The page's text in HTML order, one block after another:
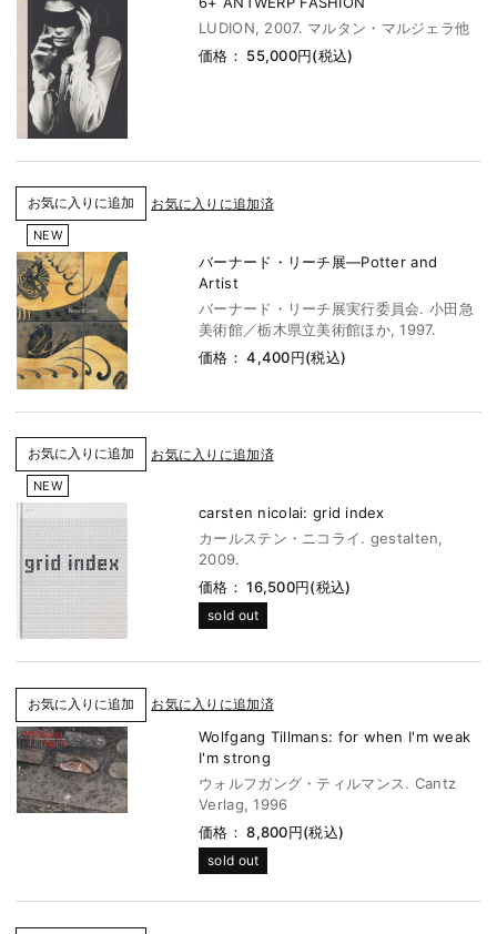
LUDION, 2007. マルタン・マルジェラ他
価格： 55,000円(税込)
お気に入りに追加済
NEW
バーナード・リーチ展―Potter and
Artist
バーナード・リーチ展実行委員会. 小田急
美術館／栃木県立美術館ほか, 1997.
価格： 4,400円(税込)
お気に入りに追加済
NEW
carsten nicolai: grid index
カールステン・ニコライ. gestalten,
2009.
価格： 16,500円(税込)
sold out
お気に入りに追加済
Wolfgang Tillmans: for when I'm weak
I'm strong
ウォルフガング・ティルマンス. Cantz
Verlag, 1996
価格： 8,800円(税込)
sold out